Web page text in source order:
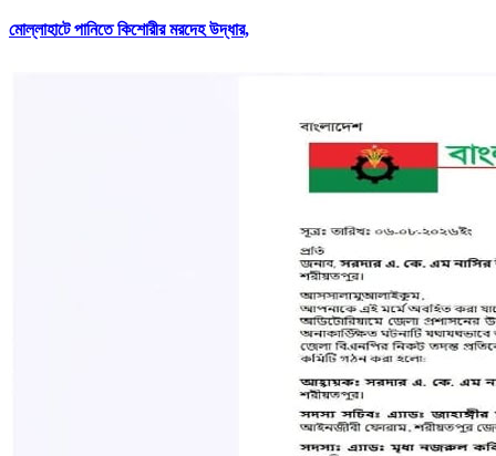
মোল্লাহাটে পানিতে কিশোরীর মরদেহ উদ্ধার,